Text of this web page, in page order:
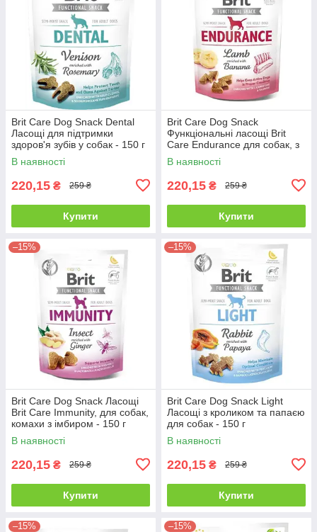
Brit Care Dog Snack Dental
Ласощі для підтримки
здоров'я зубів у собак - 150 г
В наявності
220,15 ₴ 259 ₴
Купити
Brit Care Dog Snack
Функціональні ласощі Brit
Care Endurance для собак, з
ягнятком та бананом - 150 г
В наявності
220,15 ₴ 259 ₴
Купити
–15%
Brit Care Dog Snack Ласощі
Brit Care Immunity, для собак,
комахи з імбиром - 150 г
В наявності
220,15 ₴ 259 ₴
Купити
–15%
Brit Care Dog Snack Light
Ласощі з кроликом та папаєю
для собак - 150 г
В наявності
220,15 ₴ 259 ₴
Купити
–15% –15%